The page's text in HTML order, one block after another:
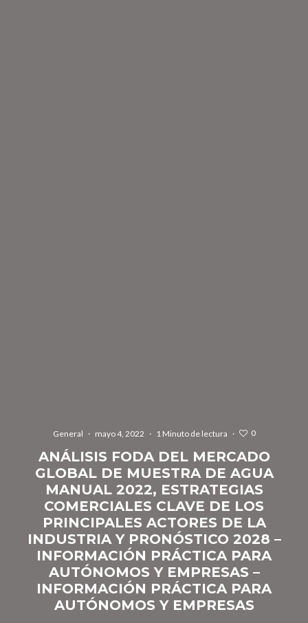
General · mayo 4, 2022 · 1 Minuto de lectura · 0
ANÁLISIS FODA DEL MERCADO
GLOBAL DE MUESTRA DE AGUA
MANUAL 2022, ESTRATEGIAS
COMERCIALES CLAVE DE LOS
PRINCIPALES ACTORES DE LA
INDUSTRIA Y PRONÓSTICO 2028 –
INFORMACIÓN PRÁCTICA PARA
AUTÓNOMOS Y EMPRESAS –
INFORMACIÓN PRÁCTICA PARA
AUTÓNOMOS Y EMPRESAS